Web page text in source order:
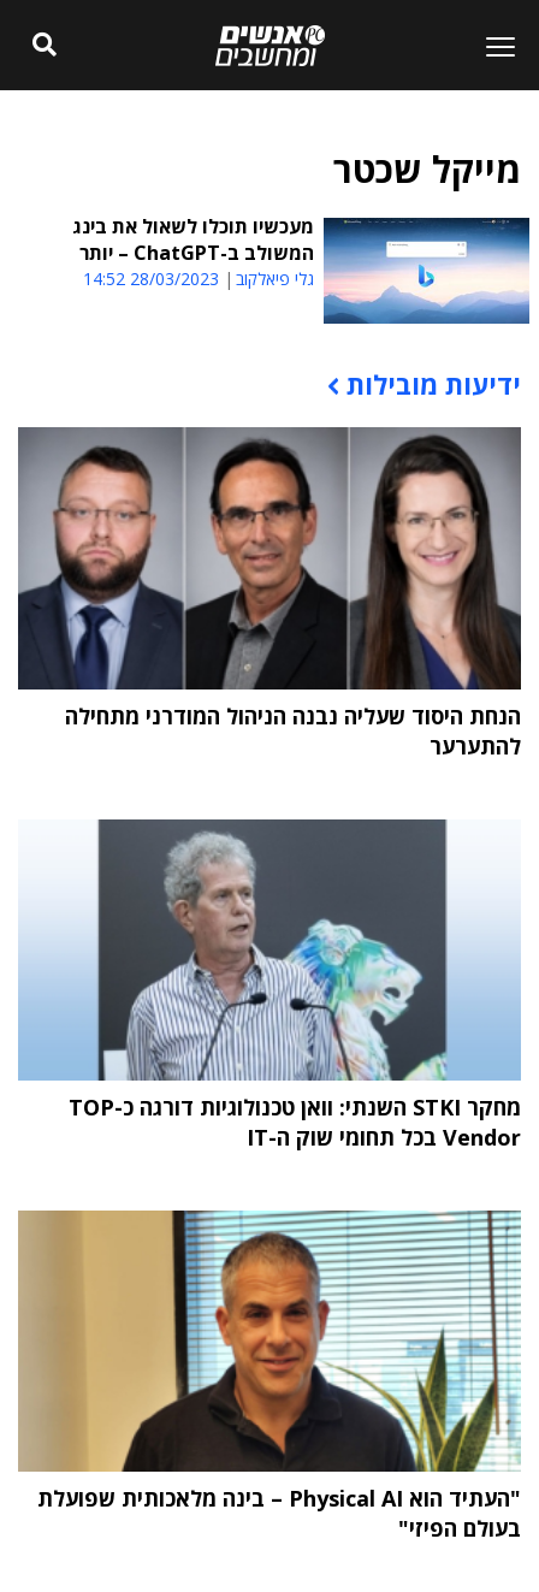
מייקל שכטר
מעכשיו תוכלו לשאול את בינג
המשולב ב-ChatGPT – יותר
גלי פיאלקוב 28/03/2023 14:52
תוכן פרסומי
ידיעות מובילות
הנחת היסוד שעליה נבנה הניהול המודרני מתחילה
להתערער
מחקר STKI השנתי: וואן טכנולוגיות דורגה כ-TOP
Vendor בכל תחומי שוק ה-IT
"העתיד הוא Physical AI – בינה מלאכותית שפועלת
בעולם הפיזי"